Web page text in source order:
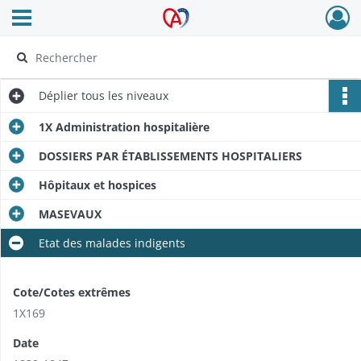
Archives Alsace - Colmar
Ouvrir le menu déroulant
Déplier tous les niveaux
1X Administration hospitalière
DOSSIERS PAR ÉTABLISSEMENTS HOSPITALIERS
Hôpitaux et hospices
MASEVAUX
Etat des malades indigents
Cote/Cotes extrêmes
1X169
Date